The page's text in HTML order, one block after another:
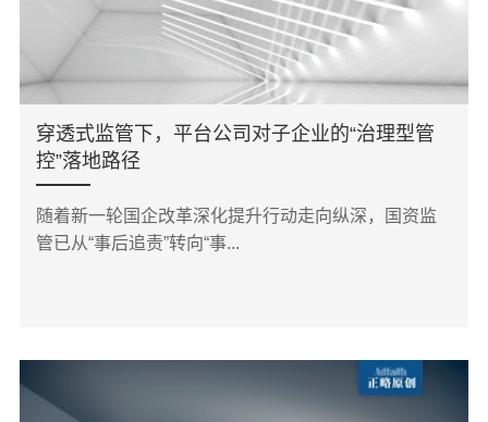
穿透式监管下，平台公司对子企业的“治理型管
控”落地路径
随着新一轮国企改革深化提升行动走向纵深，国资监
管已从“事后追责”转向“事...